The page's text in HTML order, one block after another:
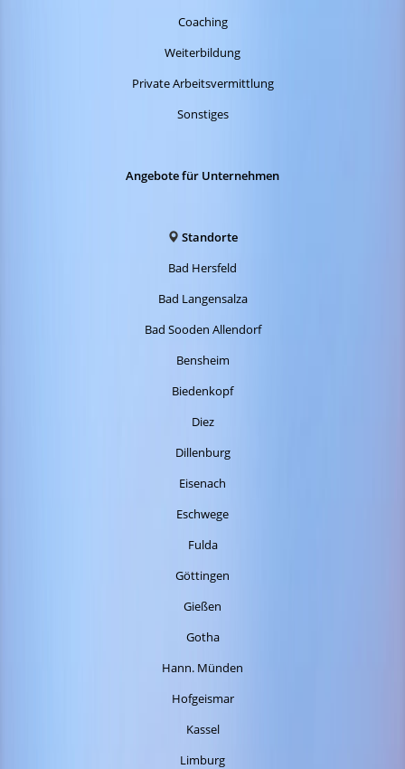
Coaching
Weiterbildung
Private Arbeitsvermittlung
Sonstiges
Angebote für Unternehmen
Standorte
Bad Hersfeld
Bad Langensalza
Bad Sooden Allendorf
Bensheim
Biedenkopf
Diez
Dillenburg
Eisenach
Eschwege
Fulda
Göttingen
Gießen
Gotha
Hann. Münden
Hofgeismar
Kassel
Limburg